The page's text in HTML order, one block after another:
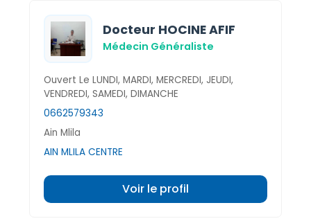
Docteur HOCINE AFIF
Médecin Généraliste
Ouvert Le LUNDI, MARDI, MERCREDI, JEUDI,
VENDREDI, SAMEDI, DIMANCHE
0662579343
Ain Mlila
AIN MLILA CENTRE
Voir le profil